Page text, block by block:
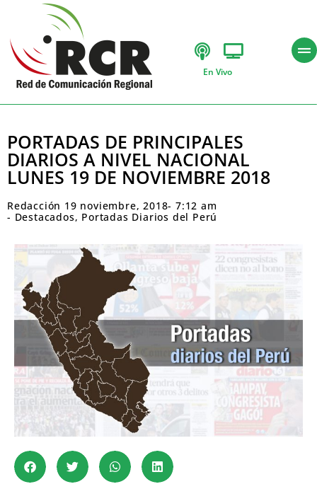
En Vivo
PORTADAS DE PRINCIPALES
DIARIOS A NIVEL NACIONAL
LUNES 19 DE NOVIEMBRE 2018
Redacción 19 noviembre, 2018- 7:12 am
- Destacados, Portadas Diarios del Perú